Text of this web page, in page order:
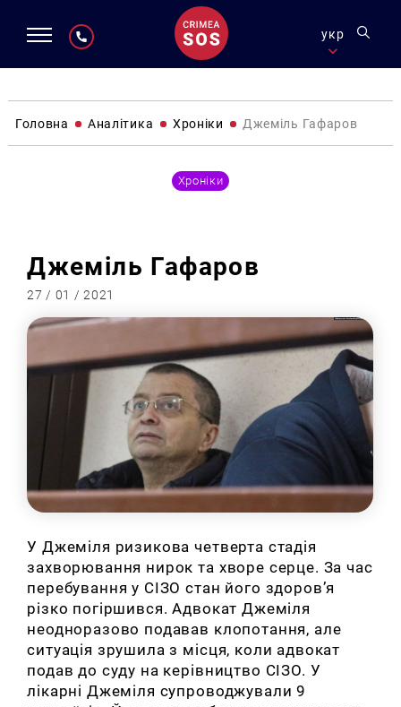
укр
Головна Аналітика Хроніки Джеміль Гафаров
Хроніки
Джеміль Гафаров
27 / 01 / 2021
У Джеміля ризикова четверта стадія
захворювання нирок та хворе серце. За час
перебування у СІЗО стан його здоров’я
різко погіршився. Адвокат Джеміля
неодноразово подавав клопотання, але
ситуація зрушила з місця, коли адвокат
подав до суду на керівництво СІЗО. У
лікарні Джеміля супроводжували 9